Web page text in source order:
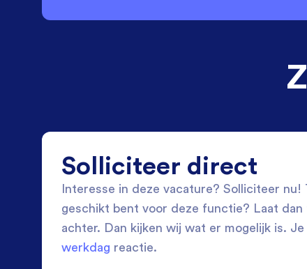
Solliciteer direct
Interesse in deze vacature? Solliciteer nu!
geschikt bent voor deze functie? Laat dan
achter. Dan kijken wij wat er mogelijk is.
werkdag reactie.